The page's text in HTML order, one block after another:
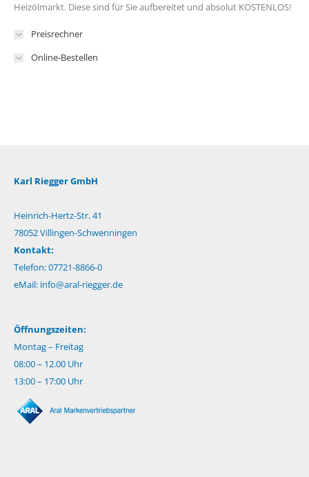
Heizölmarkt. Diese sind für Sie aufbereitet und absolut KOSTENLOS!
Preisrechner
Online-Bestellen
Karl Riegger GmbH
Heinrich-Hertz-Str. 41
78052 Villingen-Schwenningen
Kontakt:
Telefon: 07721-8866-0
eMail: info@aral-riegger.de
Öffnungszeiten:
Montag – Freitag
08:00 – 12.00 Uhr
13:00 – 17:00 Uhr